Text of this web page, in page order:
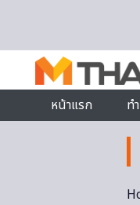
หน้าแรก
ท